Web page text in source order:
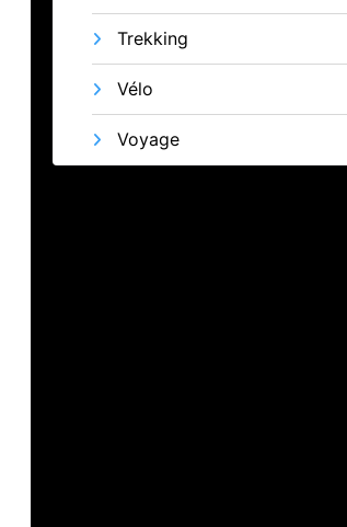
Trekking
Vélo
Voyage